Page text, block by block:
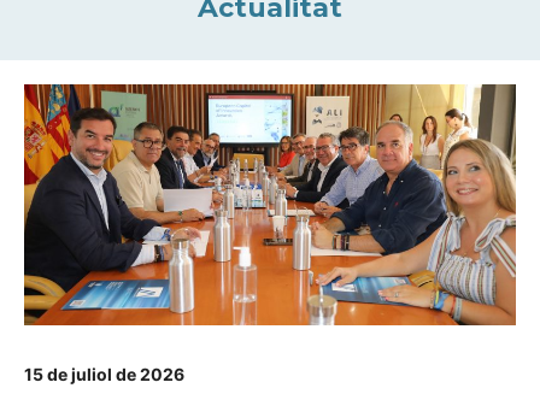
Actualitat
15 de juliol de 2026